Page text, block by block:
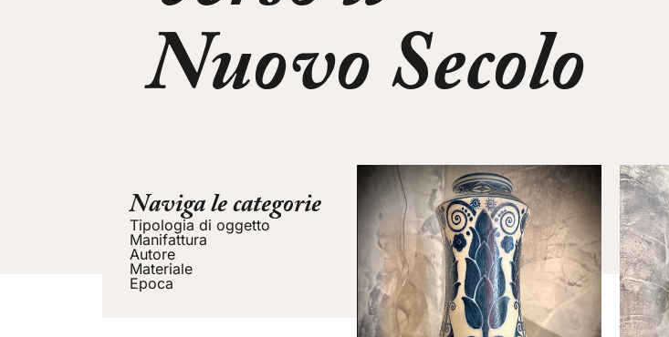
Nuovo Secolo
Naviga le categorie
Tipologia di oggetto
Manifattura
Autore
Materiale
Epoca